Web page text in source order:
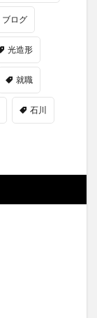
ブログ
光造形
就職
石川